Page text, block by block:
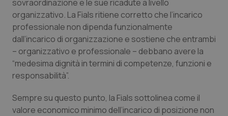
Quotidiano Chirurgia
Quotidiano Oncologia
Quotidiano Pediatria
Rene & patologie urogenitali
sovraordinazione e le sue ricadute a livello
organizzativo. La Fials ritiene corretto che l’incarico
professionale non dipenda funzionalmente
dall’incarico di organizzazione e sostiene che entrambi
– organizzativo e professionale – debbano avere la
“medesima dignità in termini di competenze, funzioni e
responsabilità”.
Sempre su questo punto, la Fials sottolinea come il
valore economico minimo dell’incarico di posizione non